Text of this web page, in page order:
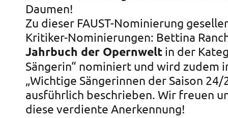
Daumen!
Zu dieser FAUST-Nominierung
Kritiker-Nominierungen: Bettina
Jahrbuch der Opernwelt in der
Sängerin“ nominiert und wird zudem
„Wichtige Sängerinnen der Saison 24/
ausführlich beschrieben. Wir freuen
diese verdiente Anerkennung!